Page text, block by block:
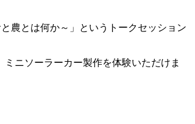
農とは何か～」というトークセッション
ニソーラーカー製作を体験いただけま